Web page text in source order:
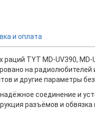
и оплата
TYT MD-UV390,
на
и другие параметры
соединение и
разъёмов и